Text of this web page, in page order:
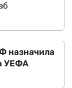
назначила
УЕФА